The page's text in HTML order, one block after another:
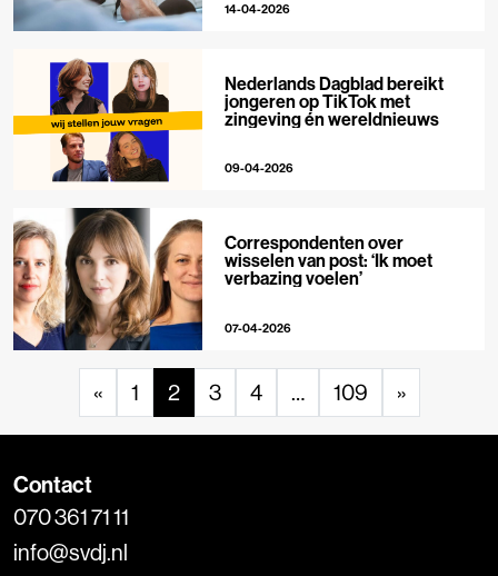
14-04-2026
Nederlands Dagblad bereikt
jongeren op TikTok met
zingeving én wereldnieuws
09-04-2026
Correspondenten over
wisselen van post: ‘Ik moet
verbazing voelen’
07-04-2026
« 1 2 3 4 … 109 »
Contact
070 361 71 11
info@svdj.nl